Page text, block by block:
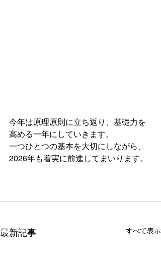
今年は原理原則に立ち返り、基礎力を
高める一年にしていきます。
一つひとつの基本を大切にしながら、
2026年も着実に前進してまいります。
最新記事 すべて表示